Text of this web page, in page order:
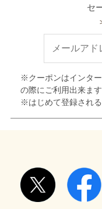
セ
※クーポンはインタ
の際にご利用出来ます
※はじめて登録され